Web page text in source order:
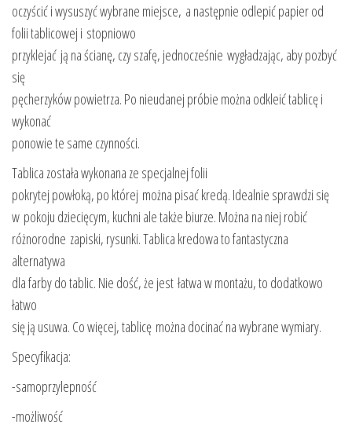
oczyścić i wysuszyć wybrane miejsce, a następnie odlepić papier od
folii tablicowej i stopniowo
przyklejać ją na ścianę, czy szafę, jednocześnie wygładzając, aby pozbyć
się
pęcherzyków powietrza. Po nieudanej próbie można odkleić tablicę i
wykonać
ponowie te same czynności.
Tablica została wykonana ze specjalnej folii
pokrytej powłoką, po której można pisać kredą. Idealnie sprawdzi się
w pokoju dziecięcym, kuchni ale także biurze. Można na niej robić
różnorodne zapiski, rysunki. Tablica kredowa to fantastyczna
alternatywa
dla farby do tablic. Nie dość, że jest łatwa w montażu, to dodatkowo
łatwo
się ją usuwa. Co więcej, tablicę można docinać na wybrane wymiary.
Specyfikacja:
-samoprzylepność
-możliwość